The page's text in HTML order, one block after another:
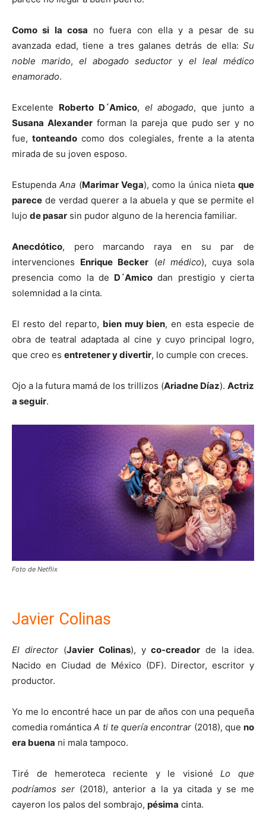
Como si la cosa no fuera con ella y a pesar de su
avanzada edad, tiene a tres galanes detrás de ella: Su
noble marido, el abogado seductor y el leal médico
enamorado.
Excelente Roberto D´Amico, el abogado, que junto a
Susana Alexanderforman la pareja que pudo ser y no
fue,tonteando como dos colegiales, frente a la atenta
mirada de su joven esposo.
EstupendaAna (Marimar Vega), como la única nieta que
parece de verdad querer a la abuela y que se permite el
lujo de pasar sin pudor alguno de la herencia familiar.
Anecdótico, pero marcando raya en su par de
intervenciones Enrique Becker (el médico), cuya sola
presencia como la de D´Amico dan prestigio y cierta
solemnidad a la cinta.
El resto del reparto, bien muy bien, en esta especie de
obra de teatral adaptada al cine y cuyo principal logro,
que creo es entretener y divertir, lo cumple con creces.
Ojo a la futura mamá de los trillizos (Ariadne Díaz). Actriz
a seguir.
Foto de Netflix
Javier Colinas
El director(Javier Colinas), yco-creador de la idea.
Nacido en Ciudad de México (DF). Director, escritor y
productor.
Yo me lo encontré hace un par de años con una pequeña
comedia románticaA ti te quería encontrar (2018), queno
era buena ni mala tampoco.
Tiré de hemeroteca reciente y le visionéLo que
podríamos ser (2018), anterior a la ya citada y se me
cayeron los palos del sombrajo, pésima cinta.